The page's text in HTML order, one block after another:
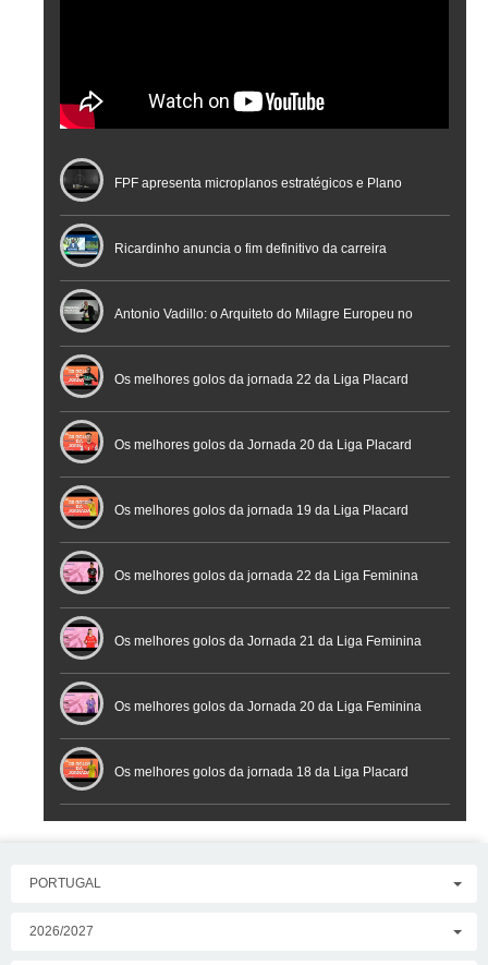
FPF apresenta microplanos estratégicos e Plano
Nacional de Arbitragem
Ricardinho anuncia o fim definitivo da carreira
profissional em conferência histórica na Cidade do
Futebol
Antonio Vadillo: o Arquiteto do Milagre Europeu no
Futsal | Documentário
Os melhores golos da jornada 22 da Liga Placard
Os melhores golos da Jornada 20 da Liga Placard
Futsal
Os melhores golos da jornada 19 da Liga Placard
Os melhores golos da jornada 22 da Liga Feminina
Placard
Os melhores golos da Jornada 21 da Liga Feminina
Placard
Os melhores golos da Jornada 20 da Liga Feminina
Placard
Os melhores golos da jornada 18 da Liga Placard
PORTUGAL
2026/2027